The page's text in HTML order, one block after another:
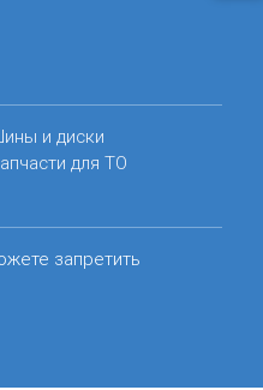
и диски
для ТО
запретить